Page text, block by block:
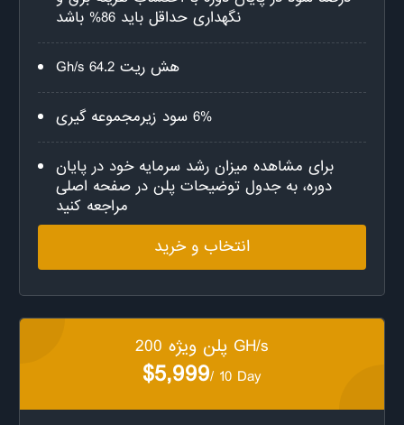
نگهداری حداقل باید 86% باشد
هش ریت 64.2 Gh/s
6% سود زیرمجموعه گیری
برای مشاهده میزان رشد سرمایه خود در پایان
دوره، به جدول توضیحات پلن در صفحه اصلی
مراجعه کنید
انتخاب و خرید
پلن ویژه 200 GH/s
$5,999/ 10 Day